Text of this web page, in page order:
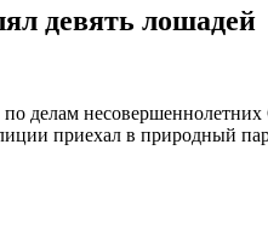
девять лошадей
делам
приехал в природный